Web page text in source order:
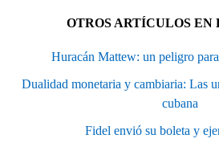
OTROS ARTÍCULOS EN
Huracán Mattew: un peligro
Dualidad monetaria y cambiaria: Las
cubana
Fidel envió su boleta y